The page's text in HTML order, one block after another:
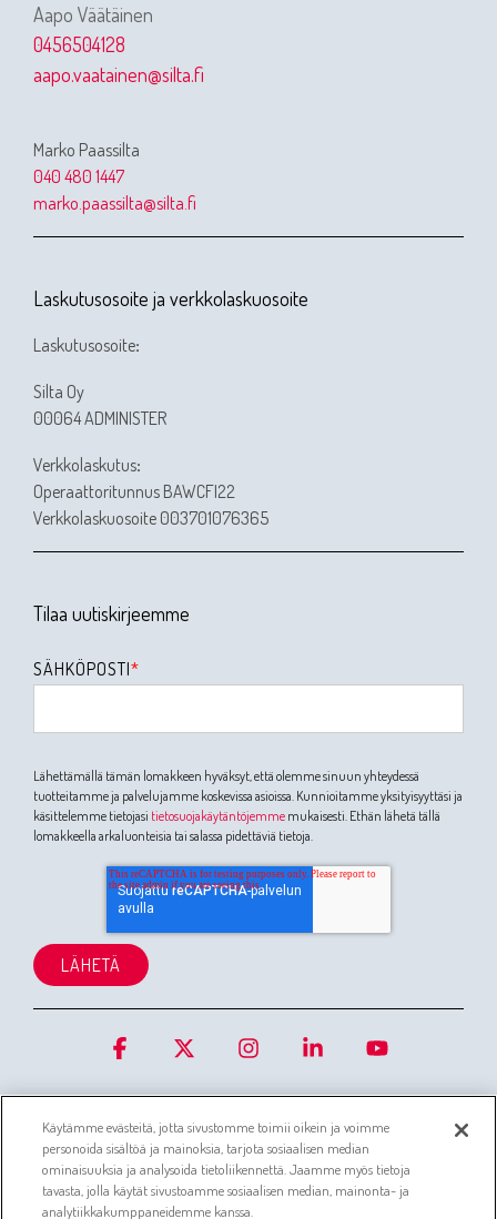
Aapo Väätäinen
0456504128
aapo.vaatainen@silta.fi
Marko Paassilta
040 480 1447
marko.paassilta@silta.fi
Laskutusosoite ja verkkolaskuosoite
Laskutusosoite:
Silta Oy
00064 ADMINISTER
Verkkolaskutus:
Operaattoritunnus BAWCFI22
Verkkolaskuosoite 003701076365
Tilaa uutiskirjeemme
SÄHKÖPOSTI*
Lähettämällä tämän lomakkeen hyväksyt, että olemme sinuun yhteydessä
tuotteitamme ja palvelujamme koskevissa asioissa. Kunnioitamme yksityisyyttäsi ja
käsittelemme tietojasi tietosuojakäytäntöjemme mukaisesti. Ethän lähetä tällä
lomakkeella arkaluonteisia tai salassa pidettäviä tietoja.
Evästetiedot Asiakaspalvelujärjestelmän tietosuojaseloste
Facebook Instagram Linkedin
Käytämme evästeitä, jotta sivustomme toimii oikein ja voimme
personoida sisältöä ja mainoksia, tarjota sosiaalisen median
ominaisuuksia ja analysoida tietoliikennettä. Jaamme myös tietoja
tavasta, jolla käytät sivustoamme sosiaalisen median, mainonta- ja
analytiikkakumppaneidemme kanssa.